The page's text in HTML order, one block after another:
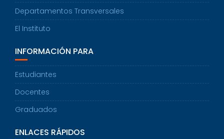
Departamentos Transversales
El Instituto
INFORMACIÓN PARA
Estudiantes
Docentes
Graduados
ENLACES RÁPIDOS